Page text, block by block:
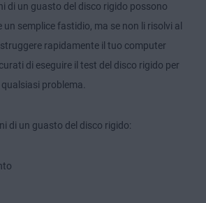
di un guasto del disco rigido possono
semplice fastidio, ma se non li risolvi al
rapidamente il tuo computer
di eseguire il test del disco rigido per
problema.
di un guasto del disco rigido: